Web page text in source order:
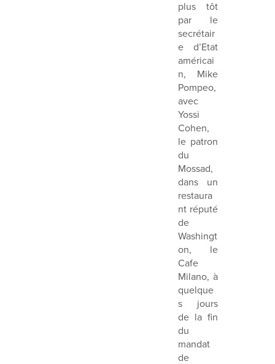
plus tôt
par le
secrétair
e d’Etat
américai
n, Mike
Pompeo,
avec
Yossi
Cohen,
le patron
du
Mossad,
dans un
restaura
nt réputé
de
Washingt
on, le
Cafe
Milano, à
quelque
s jours
de la fin
du
mandat
de